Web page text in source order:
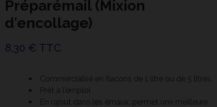
Préparémail (Mixion
d'encollage)
8,30 € TTC
Commercialisé en flacons de 1 litre ou de 5 litres.
Prêt à l'emploi.
En rajout dans les émaux, permet une meilleure